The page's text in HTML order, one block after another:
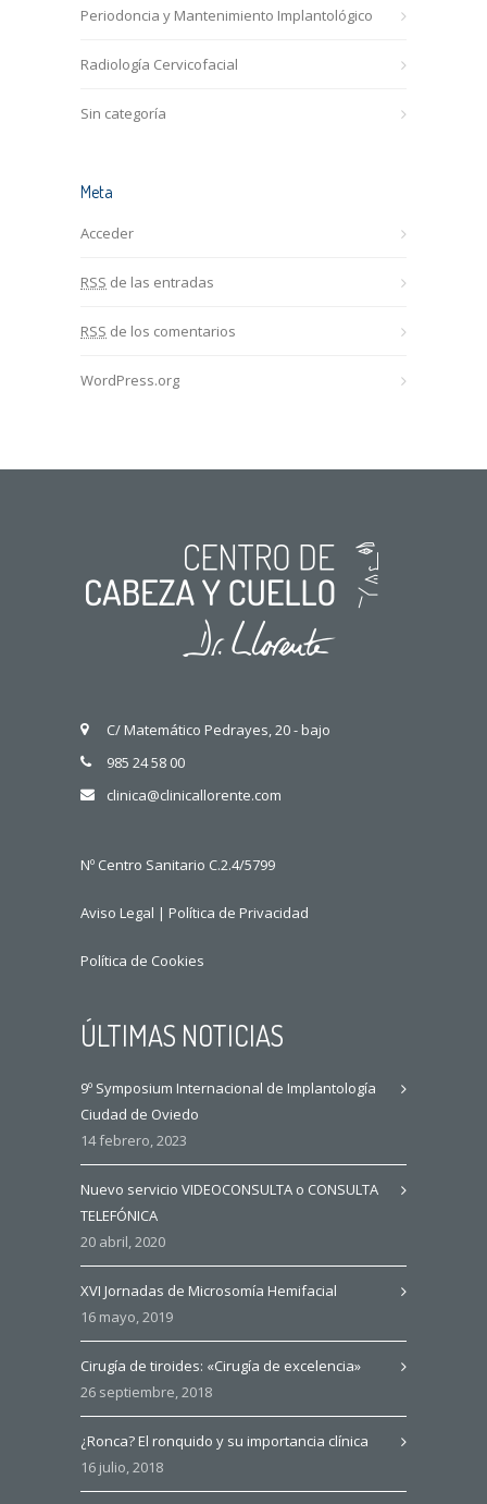
Periodoncia y Mantenimiento Implantológico
Radiología Cervicofacial
Sin categoría
Meta
Acceder
RSS de las entradas
RSS de los comentarios
WordPress.org
C/ Matemático Pedrayes, 20 - bajo
985 24 58 00
clinica@clinicallorente.com
Nº Centro Sanitario C.2.4/5799
Aviso Legal | Política de Privacidad
Política de Cookies
ÚLTIMAS NOTICIAS
9º Symposium Internacional de Implantología
Ciudad de Oviedo
14 febrero, 2023
Nuevo servicio VIDEOCONSULTA o CONSULTA
TELEFÓNICA
20 abril, 2020
XVI Jornadas de Microsomía Hemifacial
16 mayo, 2019
Cirugía de tiroides: «Cirugía de excelencia»
26 septiembre, 2018
¿Ronca? El ronquido y su importancia clínica
16 julio, 2018